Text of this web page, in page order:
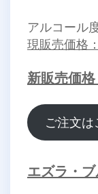
アルコール
現販売価格
新販売価格
ご注文は
エズラ・